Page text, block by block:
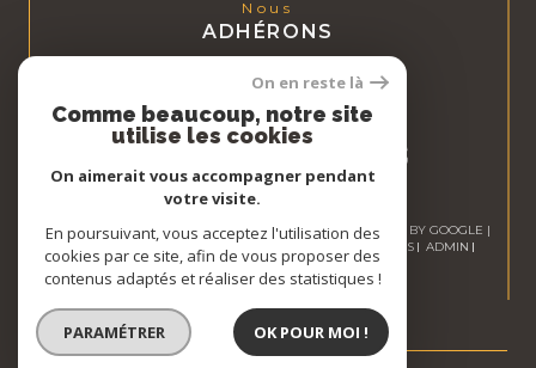
Nous
ADHÉRONS
© 2026 | TOUS DROITS RÉSERVÉS | TRADUCTION POWERED BY GOOGLE |
NOS HONORAIRES
PLAN DU SITE MENTIONS LÉGALES
ADMIN
NOS LIENS
POLITIQUE RGPD COOKIES
On en reste là
Comme beaucoup, notre site
utilise les cookies
On aimerait vous accompagner pendant
votre visite.
En poursuivant, vous acceptez l'utilisation des
cookies par ce site, afin de vous proposer des
contenus adaptés et réaliser des statistiques !
PARAMÉTRER OK POUR MOI !